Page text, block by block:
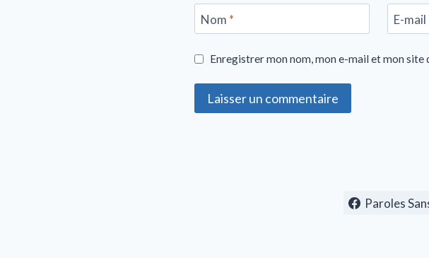
Nom * E-mail
Enregistrer mon nom, mon e-mail et mon site
Paroles